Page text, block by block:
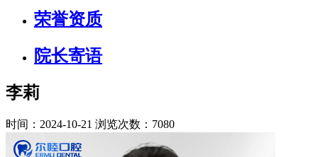
荣誉资质
院长寄语
李莉
时间：2024-10-21 浏览次数：7080